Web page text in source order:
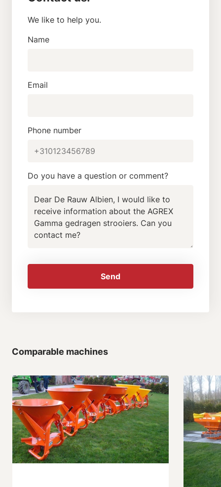
We like to help you.
Name
Email
Phone number
Do you have a question or comment?
Send
Comparable machines